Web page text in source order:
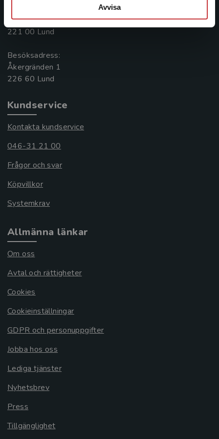
Avvisa
Box 141
221 00 Lund
Besöksadress:
Åkergränden 1
Kundservice
Kontakta kundservice
046-31 21 00
Frågor och svar
Köpvillkor
Systemkrav
Allmänna länkar
Om oss
Avtal och rättigheter
Cookies
Cookieinställningar
GDPR och personuppgifter
Jobba hos oss
Lediga tjänster
Nyhetsbrev
Press
Tillgänglighet